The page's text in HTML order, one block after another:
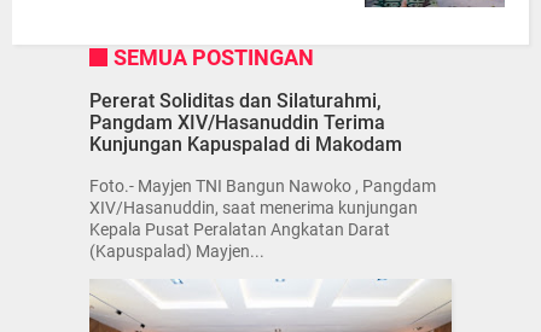
SEMUA POSTINGAN
Pererat Soliditas dan Silaturahmi,
Pangdam XIV/Hasanuddin Terima
Kunjungan Kapuspalad di Makodam
Foto.- Mayjen TNI Bangun Nawoko , Pangdam
XIV/Hasanuddin, saat menerima kunjungan
Kepala Pusat Peralatan Angkatan Darat
(Kapuspalad) Mayjen...